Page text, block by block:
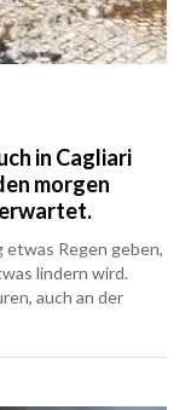
in Cagliari
morgen
erwartet.
etwas Regen geben,
lindern wird.
auch an der